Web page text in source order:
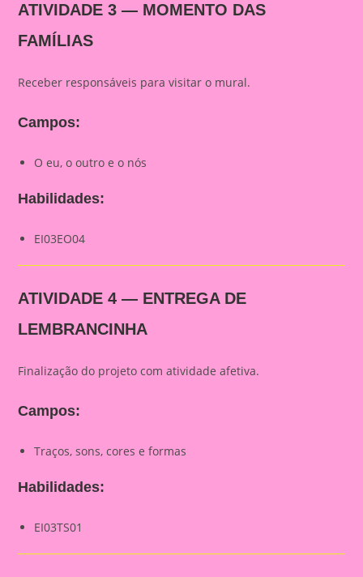
ATIVIDADE 3 — MOMENTO DAS
FAMÍLIAS
Receber responsáveis para visitar o mural.
Campos:
O eu, o outro e o nós
Habilidades:
EI03EO04
ATIVIDADE 4 — ENTREGA DE
LEMBRANCINHA
Finalização do projeto com atividade afetiva.
Campos:
Traços, sons, cores e formas
Habilidades:
EI03TS01